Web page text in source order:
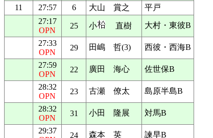
11
27:57 6 大山 賞之
平戸
27:17
OPN
25 小 直樹 大村・東彼B
27:33
OPN
29 田嶋 哲(3) 西彼・西海B
27:59
OPN
22 廣田 海心 佐世保B
28:32
OPN
23 古瀬 僚太 島原半島B
28:32
OPN
31 小田 隆展 対馬B
29:37
24 森本 英 諫早B